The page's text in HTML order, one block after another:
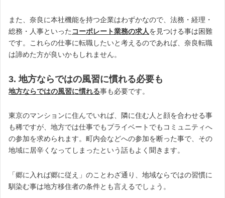
また、奈良に本社機能を持つ企業はわずかなので、法務・経理・
総務・人事といった コーポレート業務の求人を見つける事は困難
です。これらの仕事に転職したいと考えるのであれば、奈良転職
は諦めた方が良いかもしれません。
3. 地方ならではの風習に慣れる必要も
地方ならではの風習に慣れる事も必要です。
東京のマンションに住んでいれば、隣に住む人と顔を合わせる事
も稀ですが、地方では仕事でもプライベートでもコミュニティへ
の参加を求められます。町内会などへの参加を断った事で、その
地域に居辛くなってしまったという話もよく聞きます。
「郷に入れば郷に従え」のことわざ通り、地域ならではの習慣に
馴染む事は地方移住者の条件とも言えるでしょう。